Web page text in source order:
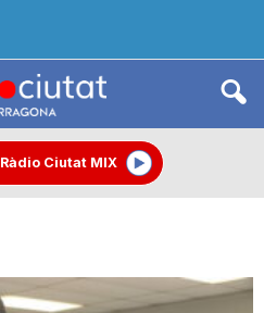
Ràdio Ciutat MIX